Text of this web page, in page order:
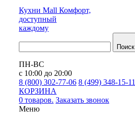
Кухни Mall Комфорт,
доступный
каждому
Поиск
ПН-ВС
с 10:00 до 20:00
8 (800) 302-77-06 8 (499) 348-15-11
КОРЗИНА
0 товаров. Заказать звонок
Меню